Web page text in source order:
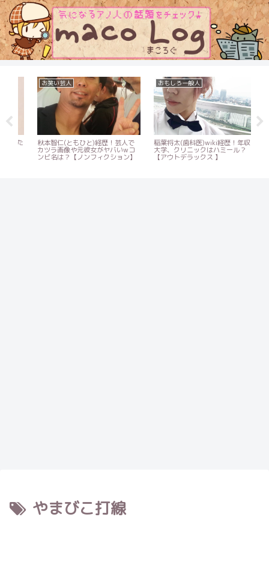
お笑い芸人
秋本智仁(ともひと)経歴！芸人で
カツラ画像や元彼女がヤバいwコ
ンビ名は？【ノンフィクション】
おもしろ一般人
稲葉将太(歯科医)wiki経歴！年収や
大学、クリニックはハミール？
【アウトデラックス 】
やまびこ打線